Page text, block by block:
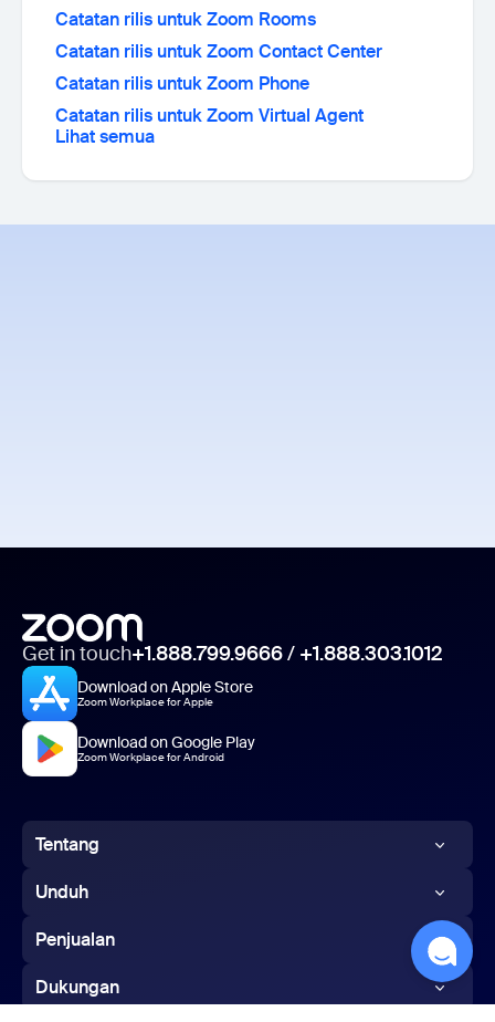
Catatan rilis untuk Zoom Rooms
Catatan rilis untuk Zoom Contact Center
Catatan rilis untuk Zoom Phone
Catatan rilis untuk Zoom Virtual Agent
Lihat semua
Get in touch+1.888.799.9666/ +1.888.303.1012
Download on Apple Store
Zoom Workplace for Apple
Download on Google Play
Zoom Workplace for Android
Tentang
Blog Zoom
Karier
Unduh
Aplikasi Zoom
Pengontrol Zoom Rooms
Penjualan
1.888.799.9666
Dukungan